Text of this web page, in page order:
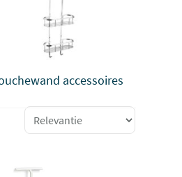
accessoires